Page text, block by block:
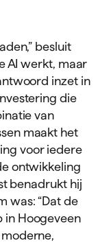
besluit
AI werkt, maar
inzet in
die
van
maakt het
voor iedere
ontwikkeling
benadrukt hij
was: “Dat de
in Hoogeveen